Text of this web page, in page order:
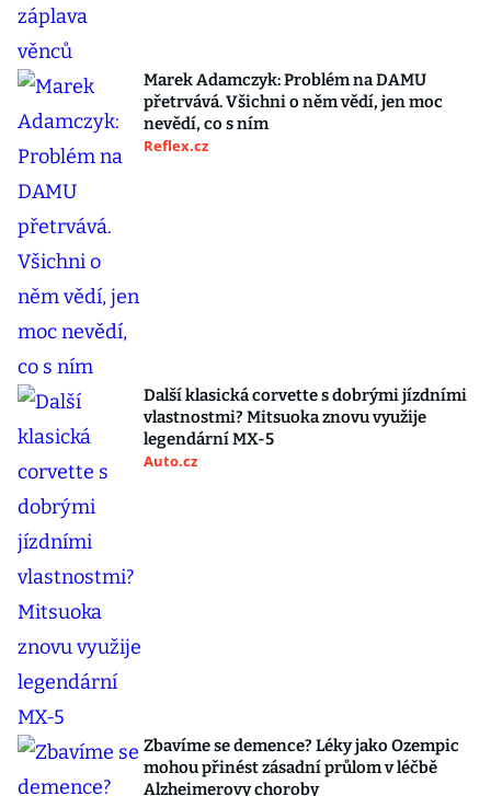
Marek Adamczyk: Problém na DAMU
přetrvává. Všichni o něm vědí, jen moc
nevědí, co s ním
Reflex.cz
Další klasická corvette s dobrými jízdními
vlastnostmi? Mitsuoka znovu využije
legendární MX-5
Auto.cz
Zbavíme se demence? Léky jako Ozempic
mohou přinést zásadní průlom v léčbě
Alzheimerovy choroby